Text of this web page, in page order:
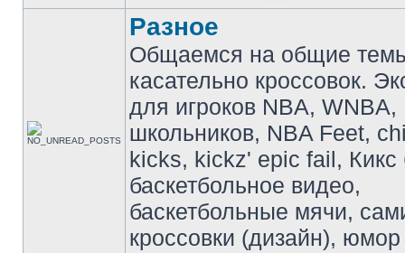
Разное
Общаемся на общие
касательно кроссовок.
для игроков NBA, WNBA,
школьников, NBA Feet,
kicks, kickz' epic fail, Кикс
баскетбольное видео,
баскетбольные мячи,
кроссовки (дизайн),